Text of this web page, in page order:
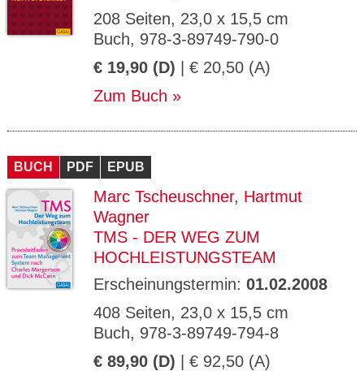
208 Seiten, 23,0 x 15,5 cm
Buch, 978-3-89749-790-0
€ 19,90 (D) | € 20,50 (A)
Zum Buch
BUCH PDF EPUB
Marc Tscheuschner, Hartmut
Wagner
TMS - DER WEG ZUM
HOCHLEISTUNGSTEAM
Erscheinungstermin: 01.02.2008
408 Seiten, 23,0 x 15,5 cm
Buch, 978-3-89749-794-8
€ 89,90 (D) | € 92,50 (A)